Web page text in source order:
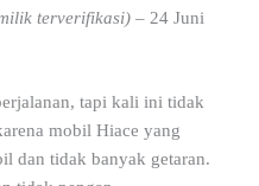
terverifikasi) – 24 Juni
tapi kali ini tidak
mobil Hiace yang
dan tidak banyak getaran.